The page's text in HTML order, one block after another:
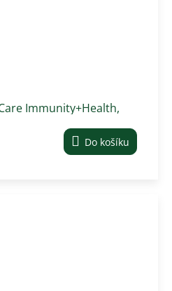
Immunity+Health,
Do košíku